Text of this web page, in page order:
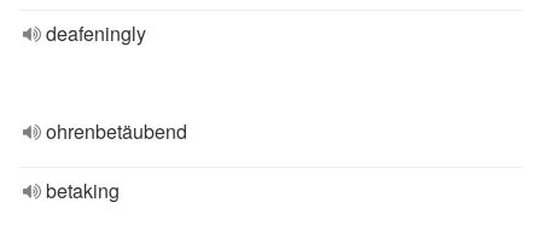
deafeningly
ohrenbetäubend
betaking